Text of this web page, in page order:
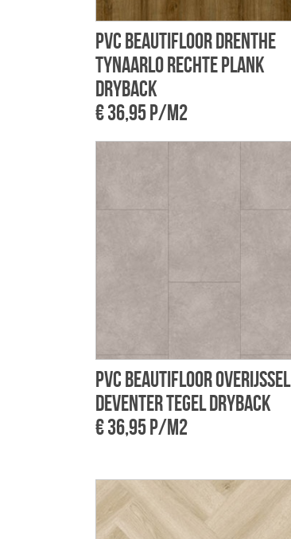
PVC Beautifloor Drenthe
Tynaarlo rechte plank
dryback
€ 36,95 p/m2
PVC Beautifloor Overijssel
Deventer tegel dryback
€ 36,95 p/m2